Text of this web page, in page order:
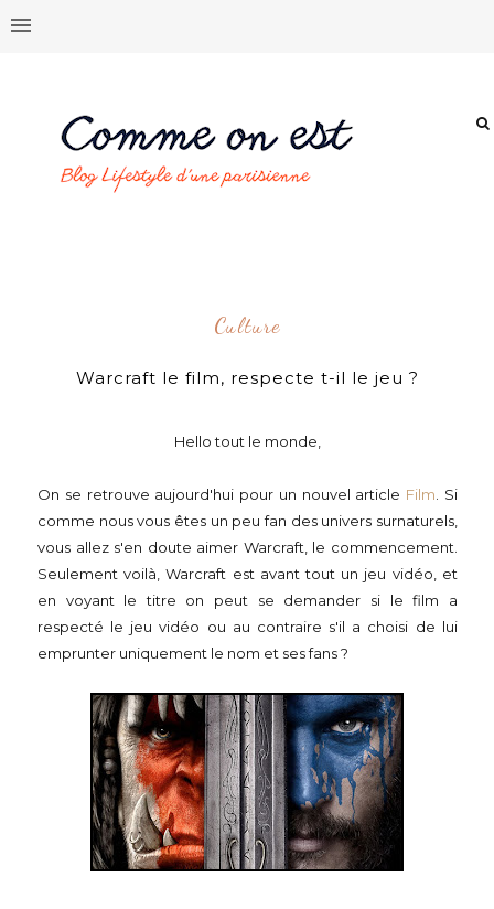
Culture
Warcraft le film, respecte t-il le jeu ?
Hello tout le monde,
On se retrouve aujourd'hui pour un nouvel article Film . Si
comme nous vous êtes un peu fan des univers surnaturels,
vous allez s'en doute aimer Warcraft, le commencement.
Seulement voilà, Warcraft est avant tout un jeu vidéo, et
en voyant le titre on peut se demander si le film a
respecté le jeu vidéo ou au contraire s'il a choisi de lui
emprunter uniquement le nom et ses fans ?